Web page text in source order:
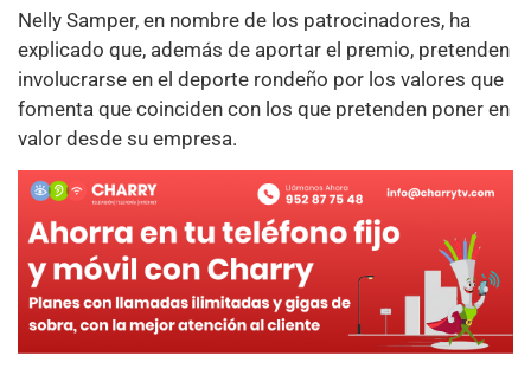
Nelly Samper, en nombre de los patrocinadores, ha
explicado que, además de aportar el premio, pretenden
involucrarse en el deporte rondeño por los valores que
fomenta que coinciden con los que pretenden poner en
valor desde su empresa.